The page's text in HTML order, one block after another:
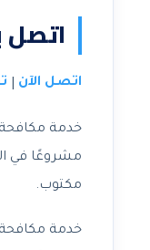
اتصل
اتصل الآن
خدمة
مشروعًا في
مكتوب.
خدمة